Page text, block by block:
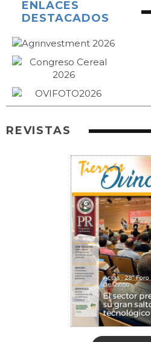
ENLACES
DESTACADOS
REVISTAS